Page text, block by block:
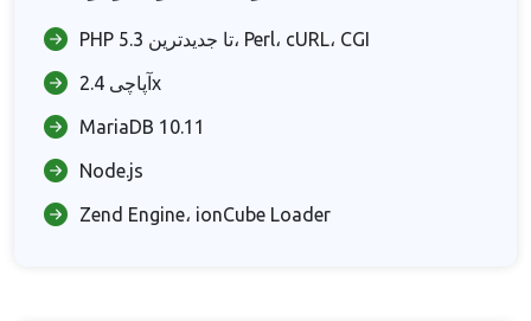
PHP 5.3 تا جدیدترین، Perl، cURL، CGI
آپاچی 2.4x
MariaDB 10.11
Node.js
Zend Engine، ionCube Loader